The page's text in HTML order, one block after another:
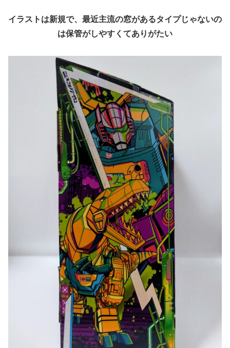
イラストは新規で、最近主流の窓があるタイプじゃないの
は保管がしやすくてありがたい